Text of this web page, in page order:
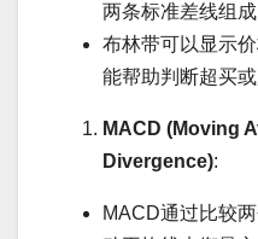
两条标准差线组成
布林带可以显示
能帮助判断超买或
MACD (Moving
Divergence):
MACD通过比较